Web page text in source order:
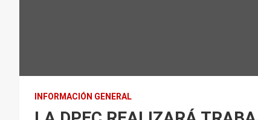
INFORMACIÓN GENERAL